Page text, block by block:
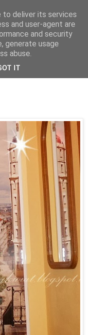
kreację ze
to deliver its services
and user-agent are
and security
generate usage
abuse.
IT